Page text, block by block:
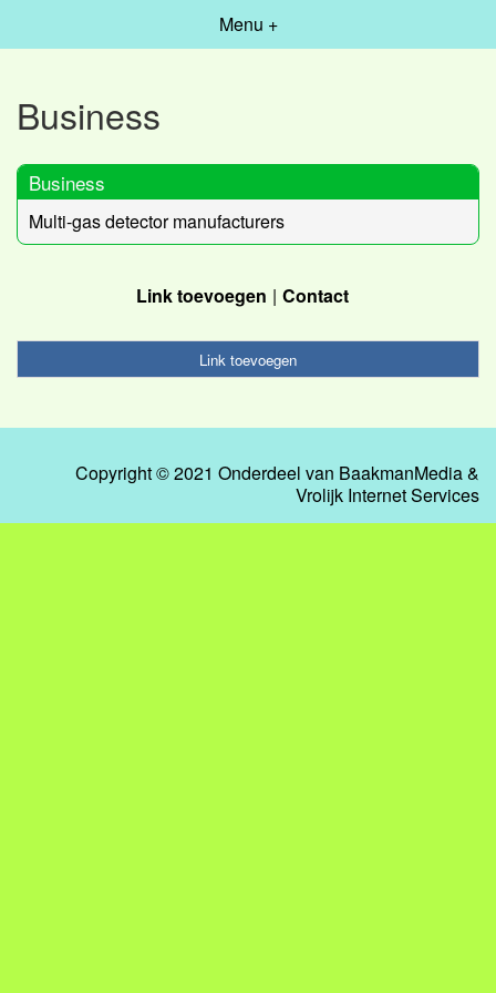
Menu +
Business
Business
Multi-gas detector manufacturers
Link toevoegen Contact
Link toevoegen
Copyright © 2021 Onderdeel van BaakmanMedia&
Vrolijk Internet Services